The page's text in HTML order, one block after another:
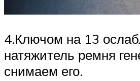
4.Ключом на 13
натяжитель ремня
снимаем его.